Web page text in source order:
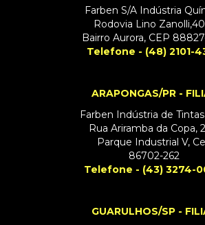
Farben S/A Indústria
Rodovia Lino
Bairro Aurora, CEP
Telefone - (48) 2101-
ARAPONGAS/PR -
Farben Indústria de
Rua Ariramba da Copa,
Parque Industrial V,
86702-262
Telefone - (43) 3274-
GUARULHOS/SP -